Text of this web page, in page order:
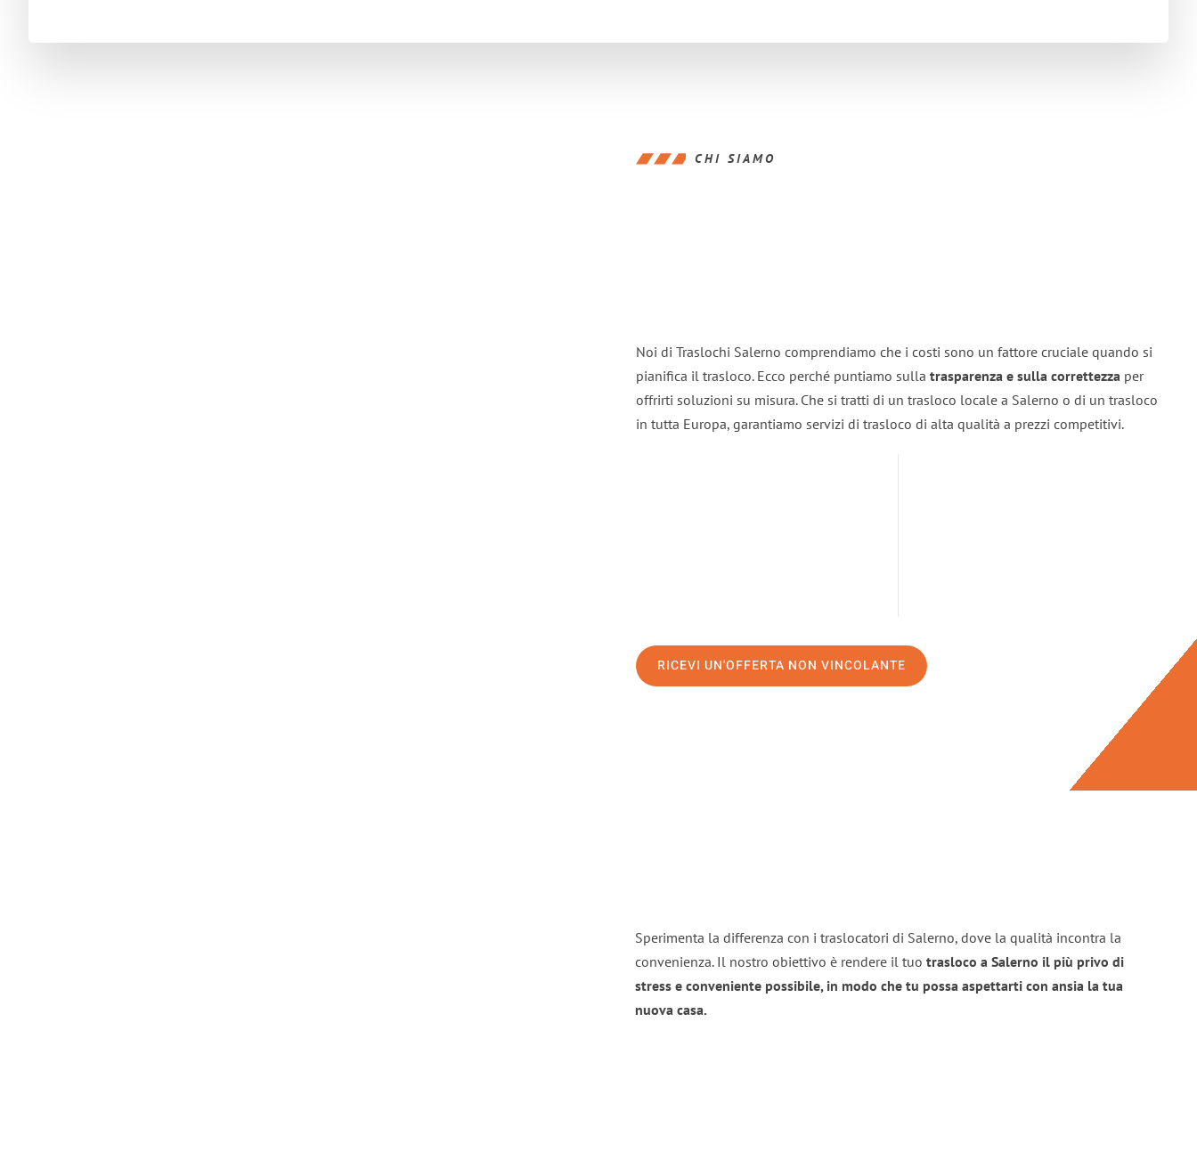
CHI SIAMO
Noi di Traslochi Salerno comprendiamo che i costi sono un fattore cruciale quando si
pianifica il trasloco. Ecco perché puntiamo sulla trasparenza e sulla correttezza per
offrirti soluzioni su misura. Che si tratti di un trasloco locale a Salerno o di un trasloco
in tutta Europa, garantiamo servizi di trasloco di alta qualità a prezzi competitivi.
RICEVI UN'OFFERTA NON VINCOLANTE
Sperimenta la differenza con i traslocatori di Salerno, dove la qualità incontra la
convenienza. Il nostro obiettivo è rendere il tuo trasloco a Salerno il più privo di
stress e conveniente possibile, in modo che tu possa aspettarti con ansia la tua
nuova casa.